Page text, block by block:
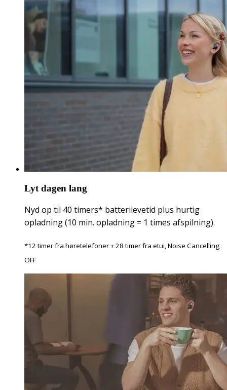
Lyt dagen lang
Nyd op til 40 timers* batterilevetid plus hurtig
opladning (10 min. opladning = 1 times afspilning).
*12 timer fra høretelefoner + 28 timer fra etui, Noise Cancelling
OFF